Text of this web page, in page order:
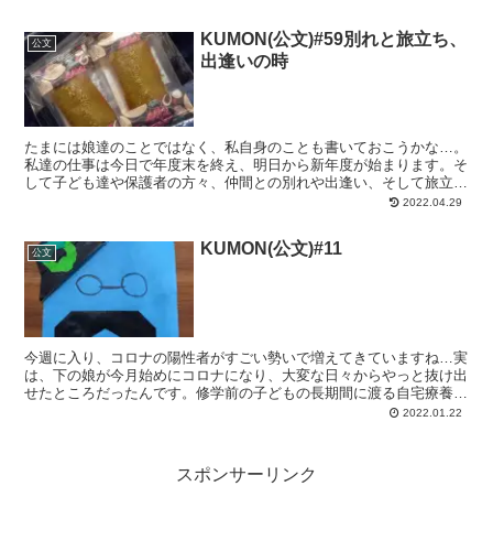
公文
KUMON(公文)#59別れと旅立ち、
出逢いの時
たまには娘達のことではなく、私自身のことも書いておこうかな…。
私達の仕事は今日で年度末を終え、明日から新年度が始まります。そ
して子ども達や保護者の方々、仲間との別れや出逢い、そして旅立ち
の時でもあります。毎年、この時期を迎えると目まぐるしく...2022.04.29
公文 KUMON(公文)#11
今週に入り、コロナの陽性者がすごい勢いで増えてきていますね…実
は、下の娘が今月始めにコロナになり、大変な日々からやっと抜け出
せたところだったんです。修学前の子どもの長期間に渡る自宅療養、
病院や保健所が逼迫状態な中での看病など、それはもう毎日...2022.01.22
スポンサーリンク